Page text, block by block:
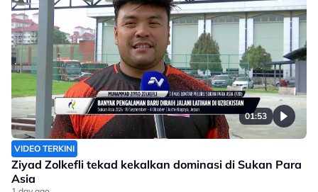
01:53
VIDEO TERKINI
Ziyad Zolkefli tekad kekalkan dominasi di Sukan Para
Asia